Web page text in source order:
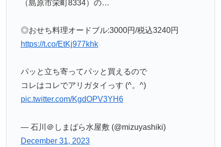
（島原市栄町8334）の…
◎おせち料理オードブル:3000円/税込3240円
https://t.co/EtKj977khk
パッと立ち寄ってパッと買えるので
コレはコレでアリガタイっす (^。^)
pic.twitter.com/KgdOPV3YH6
— 石川＠しまばら水屋敷 (@mizuyashiki)
December 31, 2023